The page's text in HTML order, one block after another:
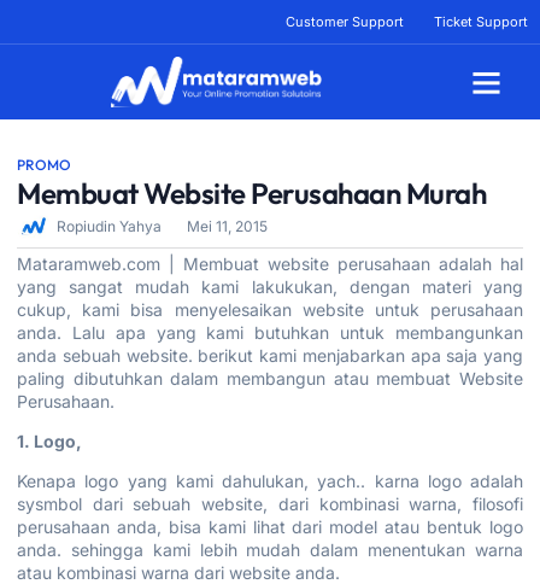
Customer Support Ticket Support
PROMO
Membuat Website Perusahaan Murah
Ropiudin Yahya Mei 11, 2015
Mataramweb.com | Membuat website perusahaan adalah hal
yang sangat mudah kami lakukukan, dengan materi yang
cukup, kami bisa menyelesaikan website untuk perusahaan
anda. Lalu apa yang kami butuhkan untuk membangunkan
anda sebuah website. berikut kami menjabarkan apa saja yang
paling dibutuhkan dalam membangun atau membuat Website
Perusahaan.
1. Logo,
Kenapa logo yang kami dahulukan, yach.. karna logo adalah
sysmbol dari sebuah website, dari kombinasi warna, filosofi
perusahaan anda, bisa kami lihat dari model atau bentuk logo
anda. sehingga kami lebih mudah dalam menentukan warna
atau kombinasi warna dari website anda.